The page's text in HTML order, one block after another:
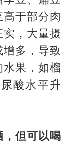
于部分肉
，大量摄
增多，导致
水果，如榴
酸水平升
但可以喝